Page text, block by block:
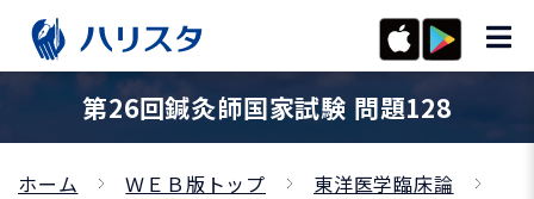
第26回鍼灸師国家試験 問題128
ホーム ＷＥＢ版トップ
東洋医学臨床論